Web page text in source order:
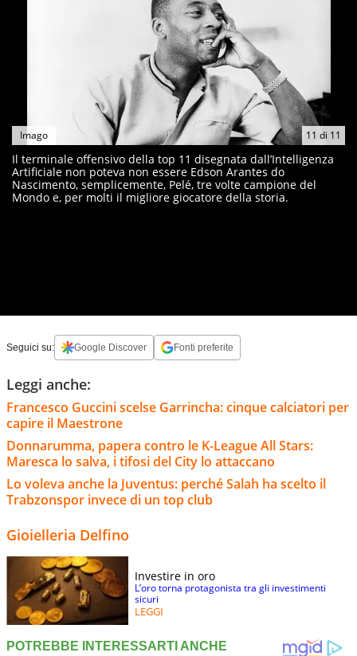
11 di 11
Imago
Il terminale offensivo della top 11 disegnata dall’Intelligenza
Artificiale non poteva non essere Edson Arantes do
Nascimento, semplicemente, Pelé, tre volte campione del
Mondo e, per molti il migliore giocatore della storia.
Seguici su: Google Discover Fonti preferite
Leggi anche:
Francesco Guccini scelse Garrincha: cinque calciatori per
capire il Maestrone
Donnarumma, papera contro le K-League All Stars:
Maresca lo salva, i tifosi del City lo attaccano
Lo voleva anche la Juventus: perché Salah ha scelto il
Trabzonspor invece di un top club
Gioielleria Delfino
Investire in oro
L’oro torna protagonista tra gli investimenti
sicuri
LEGGI